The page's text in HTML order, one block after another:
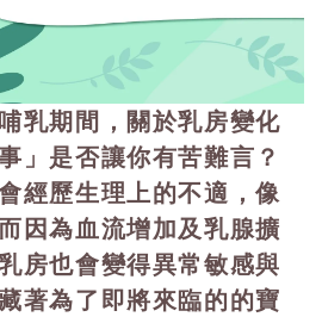
乳期間，關於乳房變化
」是否讓你有苦難言？
經歷生理上的不適，像
因為血流增加及乳腺擴
房也會變得異常敏感與
著為了即將來臨的的寶